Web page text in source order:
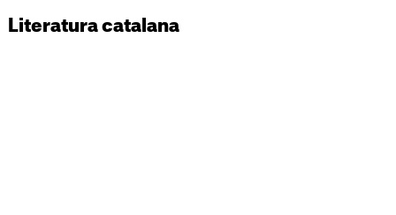
Literatura catalana